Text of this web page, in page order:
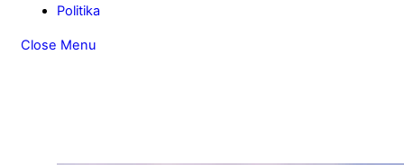
Politika
Close Menu